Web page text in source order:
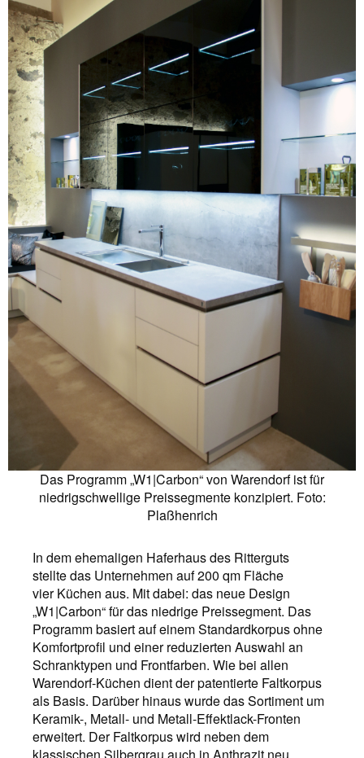
Das Programm „W1|Carbon“ von Warendorf ist für
niedrigschwellige Preissegmente konzipiert. Foto:
Plaßhenrich
In dem ehemaligen Haferhaus des Ritterguts
stellte das Unternehmen auf 200 qm Fläche
vier Küchen aus. Mit dabei: das neue Design
„W1|Carbon“ für das niedrige Preissegment. Das
Programm basiert auf einem Standardkorpus ohne
Komfortprofil und einer reduzierten Auswahl an
Schranktypen und Frontfarben. Wie bei allen
Warendorf-Küchen dient der patentierte Faltkorpus
als Basis. Darüber hinaus wurde das Sortiment um
Keramik-, Metall- und Metall-Effektlack-Fronten
erweitert. Der Faltkorpus wird neben dem